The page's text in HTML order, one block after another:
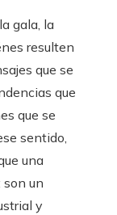
gala, la
resulten
que se
que
que se
sentido,
una
un
y